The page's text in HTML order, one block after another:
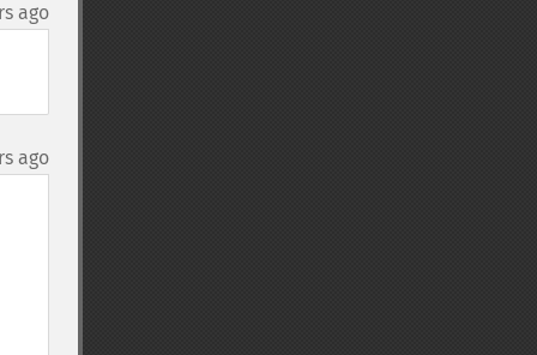
ago
ago